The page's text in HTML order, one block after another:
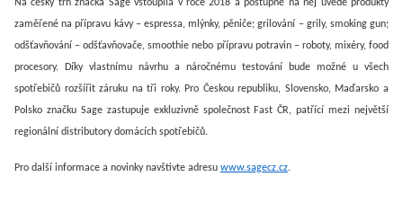
Na český trh značka Sage vstoupila v roce 2018 a postupně na něj uvede produkty
zaměřené na přípravu kávy – espressa, mlýnky, pěniče; grilování – grily, smoking gun;
odšťavňování – odšťavňovače, smoothie nebo přípravu potravin – roboty, mixéry, food
procesory.
Díky vlastnímu návrhu a náročnému testování bude možné u všech
spotřebičů rozšířit záruku na tři roky. Pro Českou republiku, Slovensko, Maďarsko a
Polsko značku Sage zastupuje exkluzivně společnost Fast ČR, patřící mezi největší
regionální distributory domácích spotřebičů.
Pro další informace a novinky navštivte adresu www.sagecz.cz.